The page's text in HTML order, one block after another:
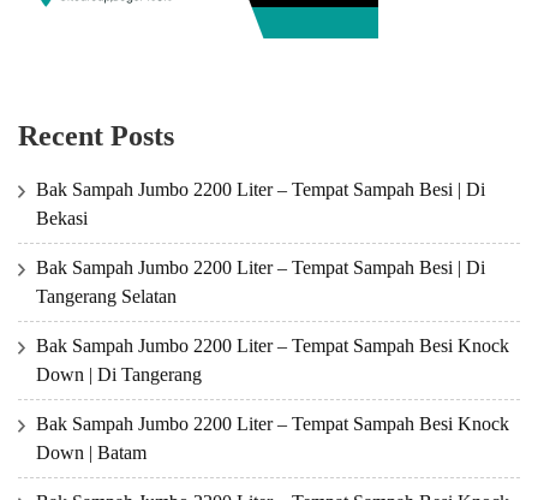
Recent Posts
Bak Sampah Jumbo 2200 Liter – Tempat Sampah Besi | Di
Bekasi
Bak Sampah Jumbo 2200 Liter – Tempat Sampah Besi | Di
Tangerang Selatan
Bak Sampah Jumbo 2200 Liter – Tempat Sampah Besi Knock
Down | Di Tangerang
Bak Sampah Jumbo 2200 Liter – Tempat Sampah Besi Knock
Down | Batam